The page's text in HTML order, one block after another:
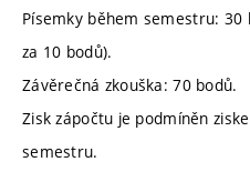
Písemky během semestru: 30
za 10 bodů).
Závěrečná zkouška: 70 bodů.
Zisk zápočtu je podmíněn
semestru.